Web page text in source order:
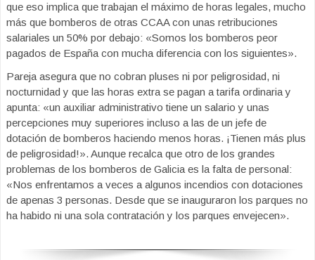
que eso implica que trabajan el máximo de horas legales, mucho
más que bomberos de otras CCAA con unas retribuciones
salariales un 50% por debajo: «Somos los bomberos peor
pagados de España con mucha diferencia con los siguientes».
Pareja asegura que no cobran pluses ni por peligrosidad, ni
nocturnidad y que las horas extra se pagan a tarifa ordinaria y
apunta: «un auxiliar administrativo tiene un salario y unas
percepciones muy superiores incluso a las de un jefe de
dotación de bomberos haciendo menos horas. ¡Tienen más plus
de peligrosidad!». Aunque recalca que otro de los grandes
problemas de los bomberos de Galicia es la falta de personal:
«Nos enfrentamos a veces a algunos incendios con dotaciones
de apenas 3 personas. Desde que se inauguraron los parques no
ha habido ni una sola contratación y los parques envejecen».